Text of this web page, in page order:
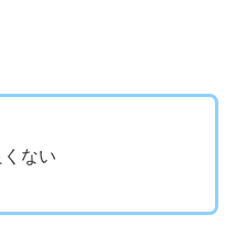
ない